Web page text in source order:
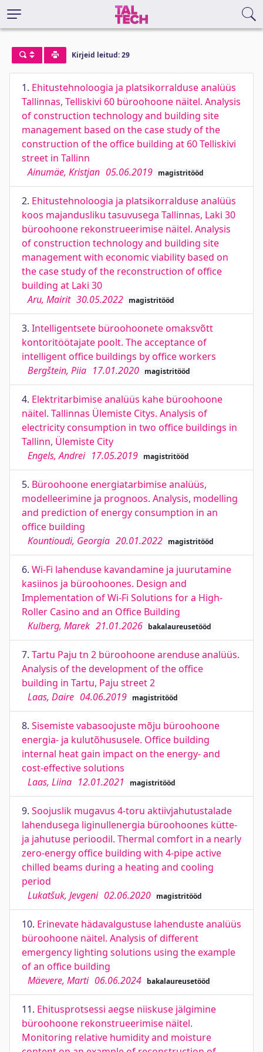
Kirjeid leitud: 29
1. Ehitustehnoloogia ja platsikorralduse analüüs
Tallinnas, Telliskivi 60 büroohoone näitel. Analysis
of construction technology and building site
management based on the case study of the
construction of the office building at 60 Telliskivi
street in Tallinn
Ainumäe, Kristjan 05.06.2019 magistritööd
2. Ehitustehnoloogia ja platsikorralduse analüüs
koos majandusliku tasuvusega Tallinnas, Laki 30
büroohoone rekonstrueerimise näitel. Analysis
of construction technology and building site
management with economic viability based on
the case study of the reconstruction of office
building at Laki 30
Aru, Mairit 30.05.2022 magistritööd
3. Intelligentsete büroohoonete omaksvõtt
kontoritöötajate poolt. The acceptance of
intelligent office buildings by office workers
Bergštein, Piia 17.01.2020 magistritööd
4. Elektritarbimise analüüs kahe büroohoone
näitel. Tallinnas Ülemiste Citys. Analysis of
electricity consumption in two office buildings in
Tallinn, Ülemiste City
Engels, Andrei 17.05.2019 magistritööd
5. Büroohoone energiatarbimise analüüs,
modelleerimine ja prognoos. Analysis, modelling
and prediction of energy consumption in an
office building
Kountioudi, Georgia 20.01.2022 magistritööd
6. Wi-Fi lahenduse kavandamine ja juurutamine
kasiinos ja büroohoones. Design and
Implementation of Wi-Fi Solutions for a High-
Roller Casino and an Office Building
Kulberg, Marek 21.01.2026 bakalaureusetööd
7. Tartu Paju tn 2 büroohoone arenduse analüüs.
Analysis of the development of the office
building in Tartu, Paju street 2
Laas, Daire 04.06.2019 magistritööd
8. Sisemiste vabasoojuste mõju büroohoone
energia- ja kulutõhususele. Office building
internal heat gain impact on the energy- and
cost-effective solutions
Laas, Liina 12.01.2021 magistritööd
9. Soojuslik mugavus 4-toru aktiivjahutustalade
lahendusega liginullenergia büroohoones kütte-
ja jahutuse perioodil. Thermal comfort in a nearly
zero-energy office building with 4-pipe active
chilled beams during a heating and cooling
period
Lukatšuk, Jevgeni 02.06.2020 magistritööd
10. Erinevate hädavalgustuse lahenduste analüüs
büroohoone näitel. Analysis of different
emergency lighting solutions using the example
of an office building
Mäevere, Marti 06.06.2024 bakalaureusetööd
11. Ehitusprotsessi aegse niiskuse jälgimine
büroohoone rekonstrueerimise näitel.
Monitoring relative humidity and moisture